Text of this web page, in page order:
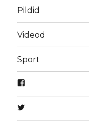
Pildid
Videod
Sport